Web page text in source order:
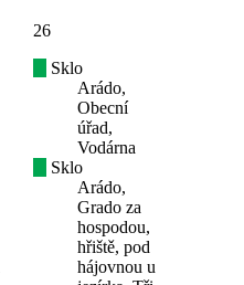
26
Sklo
Arádo,
Obecní
úřad,
Vodárna
Sklo
Arádo,
Grado za
hospodou,
hřiště, pod
hájovnou u